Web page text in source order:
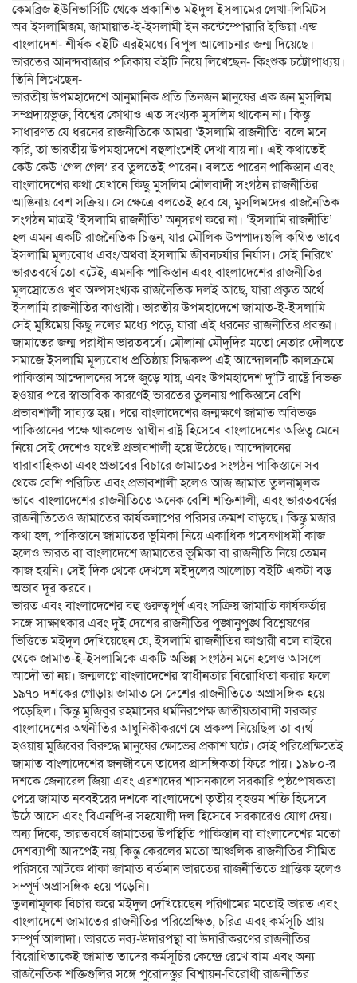
কেমব্রিজ ইউনিভার্সিটি থেকে প্রকাশিত মইদুল ইসলামের লেখা-লিমিটস
অব ইসলামিজম, জামায়াত-ই-ইসলামী ইন কন্টেম্পোরারি ইন্ডিয়া এন্ড
বাংলাদেশ- শীর্ষক বইটি এরইমধ্যে বিপুল আলোচনার জন্ম দিয়েছে।
ভারতের আনন্দবাজার পত্রিকায় বইটি নিয়ে লিখেছেন- কিংশুক চট্টোপাধ্যয়।
তিনি লিখেছেন-
ভারতীয় উপমহাদেশে আনুমানিক প্রতি তিনজন মানুষের এক জন মুসলিম
সম্প্রদায়ভুক্ত; বিশ্বের কোথাও এত সংখ্যক মুসলিম থাকেন না। কিন্তু
সাধারণত যে ধরনের রাজনীতিকে আমরা ‘ইসলামি রাজনীতি’ বলে মনে
করি, তা ভারতীয় উপমহাদেশে বহুলাংশেই দেখা যায় না। এই কথাতেই
কেউ কেউ ‘গেল গেল’ রব তুলতেই পারেন। বলতে পারেন পাকিস্তান এবং
বাংলাদেশের কথা যেখানে কিছু মুসলিম মৌলবাদী সংগঠন রাজনীতির
আঙিনায় বেশ সক্রিয়। সে ক্ষেত্রে বলতেই হবে যে, মুসলিমদের রাজনৈতিক
সংগঠন মাত্রই ‘ইসলামি রাজনীতি’ অনুসরণ করে না। ‘ইসলামি রাজনীতি’
হল এমন একটি রাজনৈতিক চিন্তন, যার মৌলিক উপপাদ্যগুলি কথিত ভাবে
ইসলামি মূল্যবোধ এবং/অথবা ইসলামি জীবনচর্যার নির্যাস। সেই নিরিখে
ভারতবর্ষে তো বটেই, এমনকি পাকিস্তান এবং বাংলাদেশের রাজনীতির
মূলস্রোতেও খুব অল্পসংখ্যক রাজনৈতিক দলই আছে, যারা প্রকৃত অর্থে
ইসলামি রাজনীতির কাণ্ডারী। ভারতীয় উপমহাদেশে জামাত-ই-ইসলামি
সেই মুষ্টিমেয় কিছু দলের মধ্যে পড়ে, যারা এই ধরনের রাজনীতির প্রবক্তা।
জামাতের জন্ম পরাধীন ভারতবর্ষে। মৌলানা মৌদুদির মতো নেতার দৌলতে
সমাজে ইসলামি মূল্যবোধ প্রতিষ্ঠায় সিদ্ধকল্প এই আন্দোলনটি কালক্রমে
পাকিস্তান আন্দোলনের সঙ্গে জুড়ে যায়, এবং উপমহাদেশ দু’টি রাষ্ট্রে বিভক্ত
হওয়ার পরে স্বাভাবিক কারণেই ভারতের তুলনায় পাকিস্তানে বেশি
প্রভাবশালী সাব্যস্ত হয়। পরে বাংলাদেশের জন্মক্ষণে জামাত অবিভক্ত
পাকিস্তানের পক্ষে থাকলেও স্বাধীন রাষ্ট্র হিসেবে বাংলাদেশের অস্তিত্ব মেনে
নিয়ে সেই দেশেও যথেষ্ট প্রভাবশালী হয়ে উঠেছে। আন্দোলনের
ধারাবাহিকতা এবং প্রভাবের বিচারে জামাতের সংগঠন পাকিস্তানে সব
থেকে বেশি পরিচিত এবং প্রভাবশালী হলেও আজ জামাত তুলনামূলক
ভাবে বাংলাদেশের রাজনীতিতে অনেক বেশি শক্তিশালী, এবং ভারতবর্ষের
রাজনীতিতেও জামাতের কার্যকলাপের পরিসর ক্রমশ বাড়ছে। কিন্তু মজার
কথা হল, পাকিস্তানে জামাতের ভূমিকা নিয়ে একাধিক গবেষণাধর্মী কাজ
হলেও ভারত বা বাংলাদেশে জামাতের ভূমিকা বা রাজনীতি নিয়ে তেমন
কাজ হয়নি। সেই দিক থেকে দেখলে মইদুলের আলোচ্য বইটি একটা বড়
অভাব দূর করবে।
ভারত এবং বাংলাদেশের বহু গুরুত্বপূর্ণ এবং সক্রিয় জামাতি কার্যকর্তার
সঙ্গে সাক্ষাৎকার এবং দুই দেশের রাজনীতির পুঙ্খানুপুঙ্খ বিশ্লেষণের
ভিত্তিতে মইদুল দেখিয়েছেন যে, ইসলামি রাজনীতির কাণ্ডারী বলে বাইরে
থেকে জামাত-ই-ইসলামিকে একটি অভিন্ন সংগঠন মনে হলেও আসলে
আদৌ তা নয়। জন্মলগ্নে বাংলাদেশের স্বাধীনতার বিরোধিতা করার ফলে
১৯৭০ দশকের গোড়ায় জামাত সে দেশের রাজনীতিতে অপ্রাসঙ্গিক হয়ে
পড়েছিল। কিন্তু মুজিবুর রহমানের ধর্মনিরপেক্ষ জাতীয়তাবাদী সরকার
বাংলাদেশের অর্থনীতির আধুনিকীকরণে যে প্রকল্প নিয়েছিল তা ব্যর্থ
হওয়ায় মুজিবের বিরুদ্ধে মানুষের ক্ষোভের প্রকাশ ঘটে। সেই পরিপ্রেক্ষিতেই
জামাত বাংলাদেশের জনজীবনে তাদের প্রাসঙ্গিকতা ফিরে পায়। ১৯৮০-র
দশকে জেনারেল জিয়া এবং এরশাদের শাসনকালে সরকারি পৃষ্ঠপোষকতা
পেয়ে জামাত নব্বইয়ের দশকে বাংলাদেশে তৃতীয় বৃহত্তম শক্তি হিসেবে
উঠে আসে এবং বিএনপি-র সহযোগী দল হিসেবে সরকারেও যোগ দেয়।
অন্য দিকে, ভারতবর্ষে জামাতের উপস্থিতি পাকিস্তান বা বাংলাদেশের মতো
দেশব্যাপী আদপেই নয়, কিন্তু কেরলের মতো আঞ্চলিক রাজনীতির সীমিত
পরিসরে আটকে থাকা জামাত বর্তমান ভারতের রাজনীতিতে প্রান্তিক হলেও
সম্পূর্ণ অপ্রাসঙ্গিক হয়ে পড়েনি।
তুলনামূলক বিচার করে মইদুল দেখিয়েছেন পরিণামের মতোই ভারত এবং
বাংলাদেশে জামাতের রাজনীতির পরিপ্রেক্ষিত, চরিত্র এবং কর্মসূচি প্রায়
সম্পূর্ণ আলাদা। ভারতে নব্য-উদারপন্থা বা উদারীকরণের রাজনীতির
বিরোধিতাকেই জামাত তাদের কর্মসূচির কেন্দ্রে রেখে বাম এবং অন্য
রাজনৈতিক শক্তিগুলির সঙ্গে পুরোদস্তুর বিশ্বায়ন-বিরোধী রাজনীতির